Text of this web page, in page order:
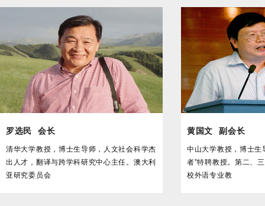
罗选民 会长
清华大学教授，博士生导师，人文社会科学杰
出人才，翻译与跨学科研究中心主任。澳大利
亚研究委员会
黄国文 副会长
中山大学教授，博士生
者”特聘教授。第二、
校外语专业教